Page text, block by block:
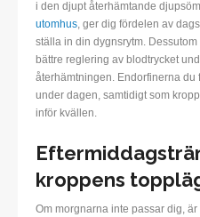
i den djupt återhämtande
utomhus, ger dig fördelen av
ställa in din dygnsrytm.
bättre reglering av blodtrycket
återhämtningen. Endorfinerna
under dagen, samtidigt som
inför kvällen.
kroppens
Om morgnarna inte passar dig,